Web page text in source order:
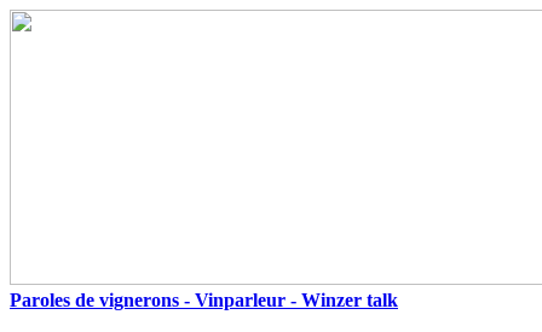
Paroles de vignerons - Vinparleur - Winzer talk